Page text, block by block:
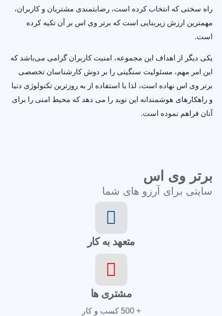
راه سختی که انتخاب کرده است، رضایتمندی مشتریان و کاربران،
مهمترین ارزش زیربنایی است که برتر وی اس بر آن تکیه کرده
است.
یکی دیگر از اهداف این مجموعه، امنیت کاربران گرامی می‌باشد که
این امر مهم، مسئولیت سنگینی را بر دوش کارشناسان تخصصی
برتر وی اس نهاده است، لذا با استفاده از به روزترین تکنولوژی دنیا
و راهکارهای هوشمندانه این نوید را می دهد که محیط امنی را برای
آنان فراهم نموده است.
برتر وی اس
سایتی برای آرزو های شما
متعهد به کار
مشتری ها
+ 500 کسب و کار